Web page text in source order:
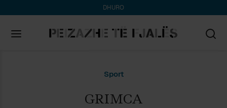
DHURO
Sport
GRIMCA